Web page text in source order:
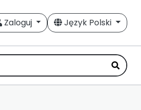
Zaloguj Język Polski